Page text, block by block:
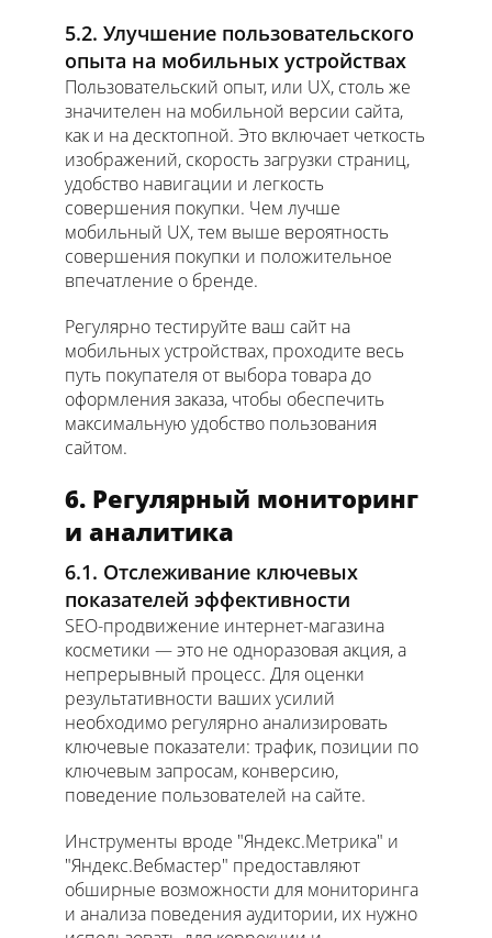
5.2. Улучшение пользовательского
опыта на мобильных устройствах
Пользовательский опыт, или UX, столь же
значителен на мобильной версии сайта,
как и на десктопной. Это включает четкость
изображений, скорость загрузки страниц,
удобство навигации и легкость
совершения покупки. Чем лучше
мобильный UX, тем выше вероятность
совершения покупки и положительное
впечатление о бренде.
Регулярно тестируйте ваш сайт на
мобильных устройствах, проходите весь
путь покупателя от выбора товара до
оформления заказа, чтобы обеспечить
максимальную удобство пользования
сайтом.
6. Регулярный мониторинг
и аналитика
6.1. Отслеживание ключевых
показателей эффективности
SEO-продвижение интернет-магазина
косметики — это не одноразовая акция, а
непрерывный процесс. Для оценки
результативности ваших усилий
необходимо регулярно анализировать
ключевые показатели: трафик, позиции по
ключевым запросам, конверсию,
поведение пользователей на сайте.
Инструменты вроде "Яндекс.Метрика" и
"Яндекс.Вебмастер" предоставляют
обширные возможности для мониторинга
и анализа поведения аудитории, их нужно